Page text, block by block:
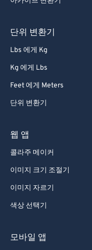
단위 변환기
Lbs 에게 Kg
Kg 에게 Lbs
Feet 에게 Meters
단위 변환기
웹 앱
콜라주 메이커
이미지 크기 조절기
이미지 자르기
색상 선택기
모바일 앱